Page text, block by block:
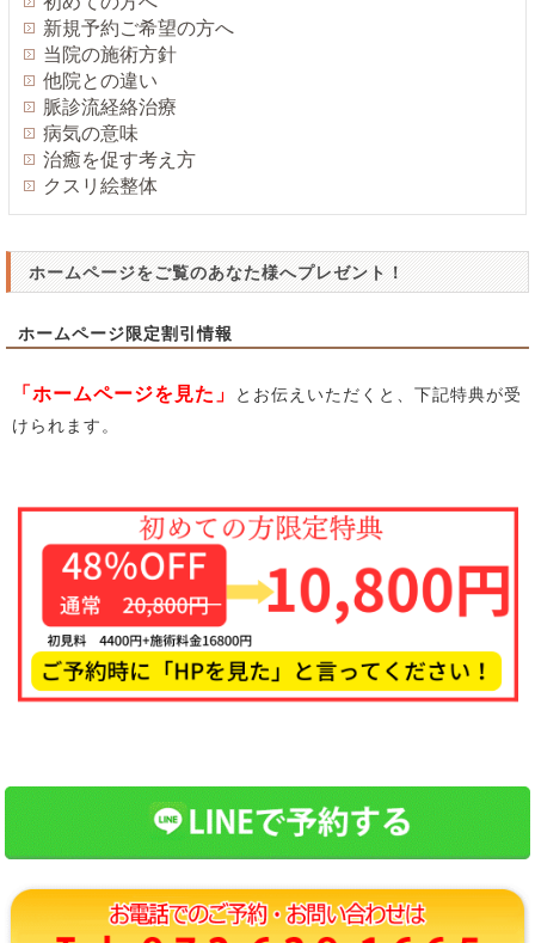
新規予約ご希望の方へ
当院の施術方針
他院との違い
脈診流経絡治療
病気の意味
治癒を促す考え方
クスリ絵整体
ホームページをご覧のあなた様へプレゼント！
ホームページ限定割引情報
「ホームページを見た」
とお伝えいただくと、下記特典が受
けられます。